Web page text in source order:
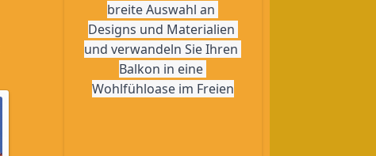
breite Auswahl an
Designs und Materialien
und verwandeln Sie Ihren
Balkon in eine
Wohlfühloase im Freien